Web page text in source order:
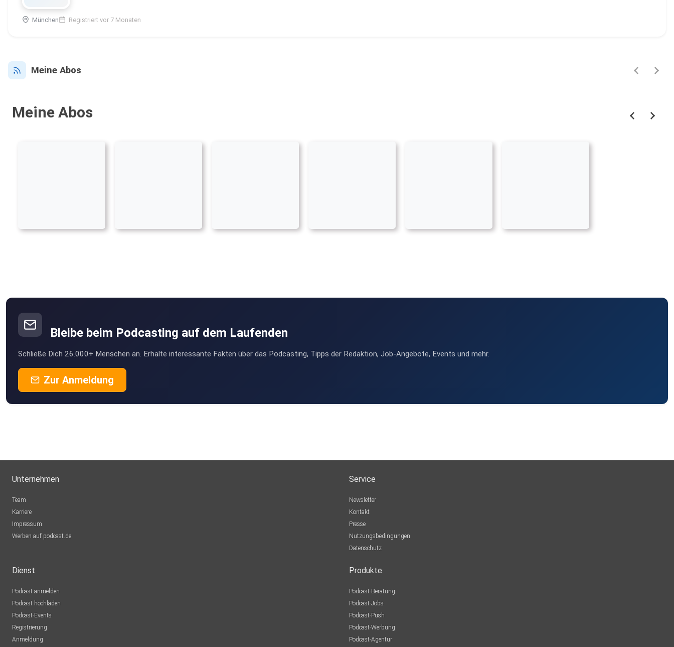
München Registriert vor 7 Monaten
Meine Abos
Meine Abos
Bleibe beim Podcasting auf dem Laufenden
Schließe Dich 26.000+ Menschen an. Erhalte interessante Fakten über das Podcasting, Tipps der Redaktion, Job-Angebote, Events und mehr.
Zur Anmeldung
Unternehmen
Team
Karriere
Impressum
Werben auf podcast.de
Service
Newsletter
Kontakt
Presse
Nutzungsbedingungen
Datenschutz
Dienst
Podcast anmelden
Podcast hochladen
Podcast-Events
Registrierung
Anmeldung
Produkte
Podcast-Beratung
Podcast-Jobs
Podcast-Push
Podcast-Werbung
Podcast-Agentur